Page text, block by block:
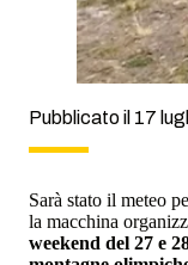
Pubblicato il 17
Sarà stato il meteo
la macchina
weekend del 27 e